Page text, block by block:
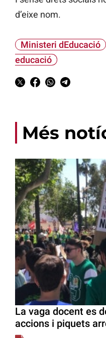
d’eixe nom.
Ministeri dEducació
educació
Més
La vaga docent es
accions i piquets